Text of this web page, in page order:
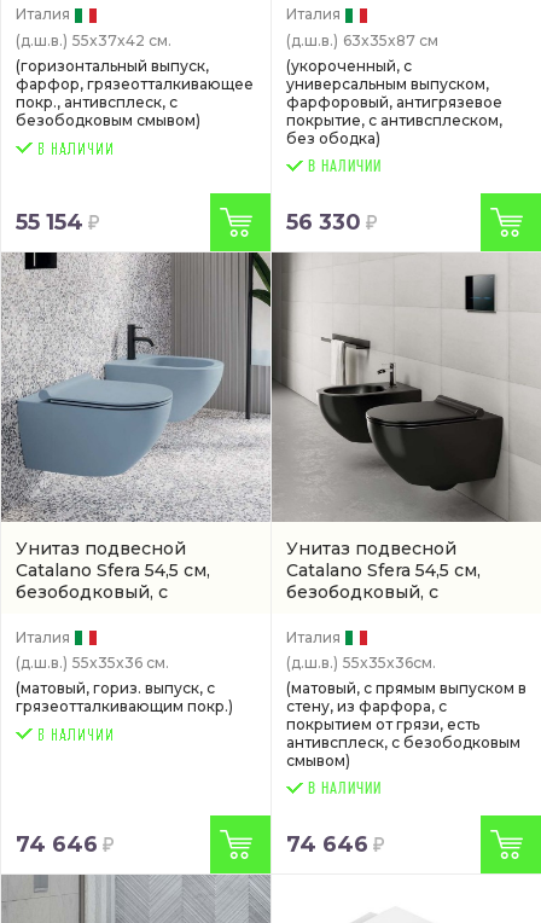
(артикул 0411550001 /
1VS55RGR00)
Италия
(д.ш.в.) 55x37x42 см.
(горизонтальный выпуск,
фарфор, грязеотталкивающее
покр., антивсплеск, с
безободковым смывом)
55 154
(0515630001 / 1MPSFR00)
Италия
(д.ш.в.) 63x35x87 см
(укороченный, с
универсальным выпуском,
фарфоровый, антигрязевое
покрытие, с антивсплеском,
без ободка)
В НАЛИЧИИ
56 330
Унитаз подвесной
Catalano Sfera 54,5 см,
безободковый, с
Италия
(д.ш.в.) 55x35x36 см.
(матовый, гориз. выпуск, с
грязеотталкивающим покр.)
74 646
Унитаз подвесной
Catalano Sfera 54,5 см,
безободковый, с
(1VSF54RNS)
Италия
(д.ш.в.) 55x35x36см.
(матовый, с прямым выпуском в
стену, из фарфора, с
покрытием от грязи, есть
антивсплеск, с безободковым
смывом)
В НАЛИЧИИ
74 646